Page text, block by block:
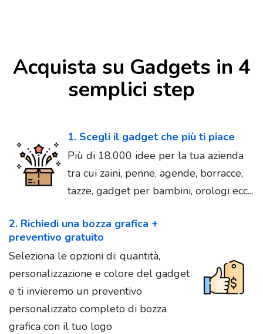
Acquista su Gadgets in 4
semplici step
1. Scegli il gadget che più ti piace
Più di 18.000 idee per la tua azienda
tra cui zaini, penne, agende, borracce,
tazze, gadget per bambini, orologi ecc...
2. Richiedi una bozza grafica +
preventivo gratuito
Seleziona le opzioni di: quantità,
personalizzazione e colore del gadget
e ti invieremo un preventivo
personalizzato completo di bozza
grafica con il tuo logo